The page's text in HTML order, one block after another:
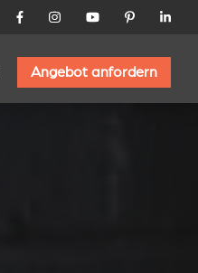
Angebot anfordern